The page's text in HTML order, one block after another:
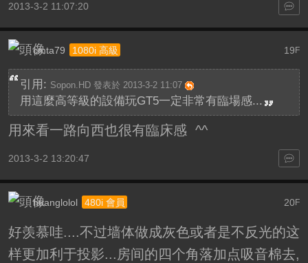
2013-3-2 11:07:20
19F
cmta79 1080i 高級
引用: Sopon.HD 發表於 2013-3-2 11:07
用這麼高等級的設備玩GT5一定非常有臨場感...
用來看一路向西也很有臨床感 ^^
2013-3-2 13:20:47
20F
huanglolol 480i 會員
好羡慕哇....不过墙体做成灰色或者是不反光的这
样更加利于投影...房间的四个角落加点吸音棉去,